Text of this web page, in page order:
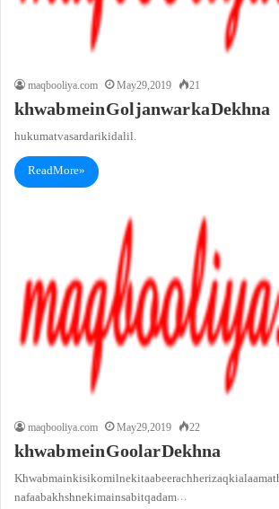
maqbooliya.com
May 29, 2019 21
khwab mein Gol janwar ka Dekhna
hukumat va sardari ki dalil.
Read More »
maqbooliya.com
May 29, 2019 22
khwab mein Goolar Dekhna
Khwab main kisi ko milne ki taabeer achhe rizaq ki
nafaa bakhsh neki main sabit qadam…